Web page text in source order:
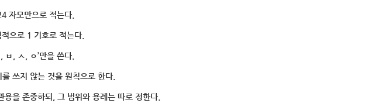
자모만으로 적는다.
으로 1 기호로 적는다.
ㅂ, ㅅ, ㅇ’만을 쓴다.
쓰지 않는 것을 원칙으로 한다.
용을 존중하되, 그 범위와 용례는 따로 정한다.